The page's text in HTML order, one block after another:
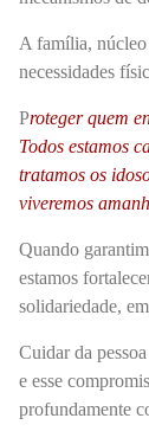
A família, núcleo
necessidades
Proteger quem
Todos estamos
tratamos os
viveremos
Quando
estamos
solidariedade,
Cuidar da
e esse
profundamente